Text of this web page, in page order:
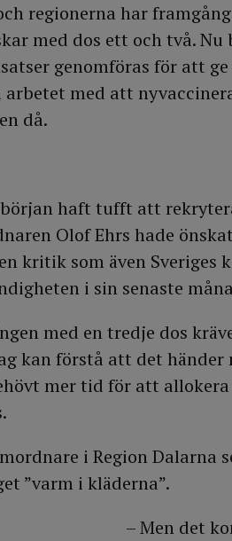
regionerna har
med dos ett och två. Nu
genomföras för att
med att
då.
haft tufft att
Olof Ehrs hade
kritik som även Sveriges
i sin senaste
med en tredje dos
kan förstå att det
mer tid för att
i Region Dalarna
”varm i kläderna”.
– Men det